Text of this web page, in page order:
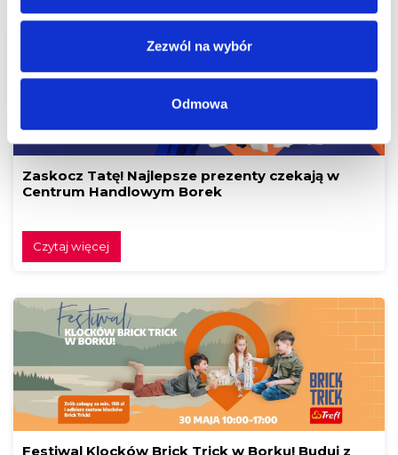
Zezwól na wybór
Odmowa
Zaskocz Tatę! Najlepsze prezenty czekają w
Centrum Handlowym Borek
Czytaj więcej
Festiwal Klocków Brick Trick w Borku! Buduj z